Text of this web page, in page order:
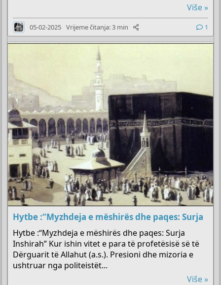
Više »
05-02-2025 Vrijeme čitanja: 3 min 1
Hytbe :“Myzhdeja e mëshirës dhe paqes: Surja
Hytbe :“Myzhdeja e mëshirës dhe paqes: Surja
Inshirah” Kur ishin vitet e para të profetësisë së të
Dërguarit të Allahut (a.s.). Presioni dhe mizoria e
ushtruar nga politeistët...
Više »